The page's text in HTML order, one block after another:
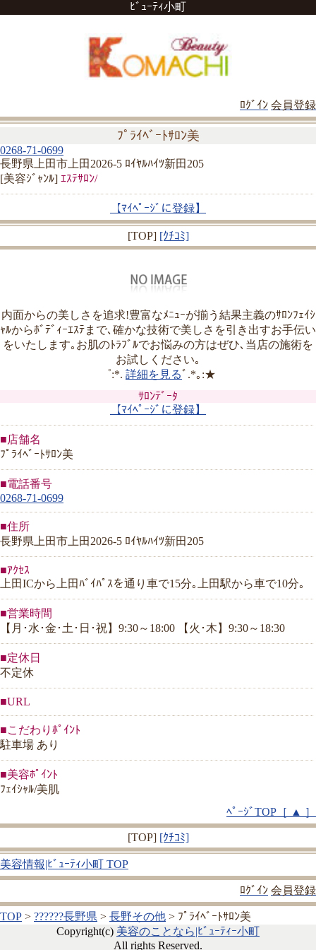
ﾋﾞｭｰﾃｨ小町
ﾛｸﾞｲﾝ 会員登録
ﾌﾟﾗｲﾍﾞｰﾄｻﾛﾝ美
0268-71-0699
長野県上田市上田2026-5 ﾛｲﾔﾙﾊｲﾂ新田205
[美容ｼﾞｬﾝﾙ] ｴｽﾃｻﾛﾝ/
【ﾏｲﾍﾟｰｼﾞに登録】
[TOP] [ｸﾁｺﾐ]
内面からの美しさを追求!豊富なﾒﾆｭｰが揃う結果主義のｻﾛﾝﾌｪｲｼ
ｬﾙからﾎﾞﾃﾞｨｰｴｽﾃまで､確かな技術で美しさを引き出すお手伝い
をいたします｡お肌のﾄﾗﾌﾞﾙでお悩みの方はぜひ､当店の施術を
お試しください｡
゜:*. 詳細を見るﾞ.*｡:★
ｻﾛﾝﾃﾞｰﾀ
【ﾏｲﾍﾟｰｼﾞに登録】
■店舗名
ﾌﾟﾗｲﾍﾞｰﾄｻﾛﾝ美
■電話番号
0268-71-0699
■住所
長野県上田市上田2026-5 ﾛｲﾔﾙﾊｲﾂ新田205
■ｱｸｾｽ
上田ICから上田ﾊﾞｲﾊﾟｽを通り車で15分｡上田駅から車で10分｡
■営業時間
【月･水･金･土･日･祝】9:30～18:00 【火･木】9:30～18:30
■定休日
不定休
■URL
■こだわりﾎﾟｲﾝﾄ
駐車場 あり
■美容ﾎﾟｲﾝﾄ
ﾌｪｲｼｬﾙ/美肌
ﾍﾟｰｼﾞTOP［ ▲ ］
[TOP] [ｸﾁｺﾐ]
美容情報|ﾋﾞｭｰﾃｨ小町 TOP
ﾛｸﾞｲﾝ 会員登録
TOP > ??????長野県 > 長野その他 > ﾌﾟﾗｲﾍﾞｰﾄｻﾛﾝ美
Copyright(c) 美容のことなら|ﾋﾞｭｰﾃｨｰ小町
All rights Reserved.